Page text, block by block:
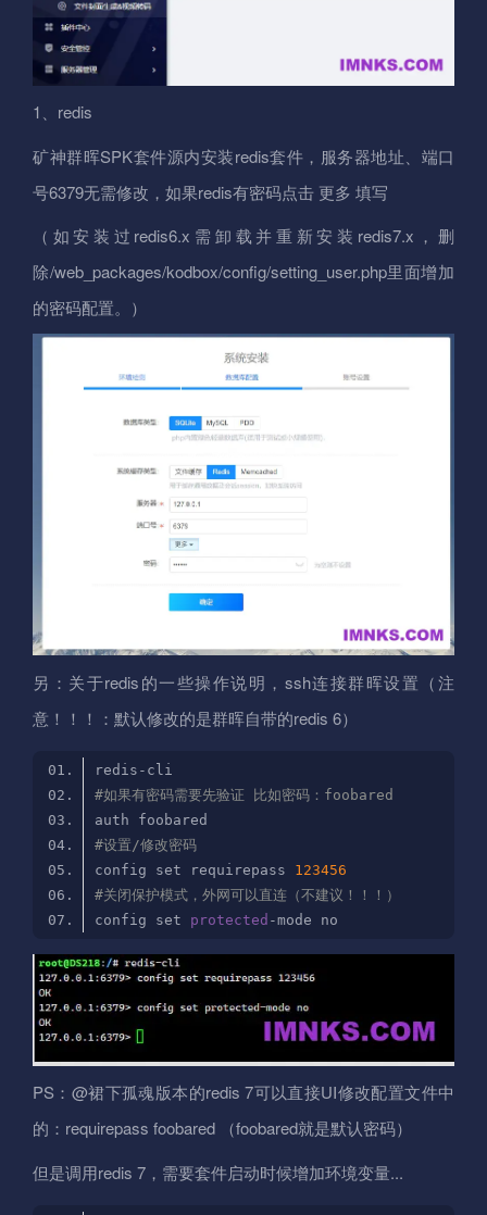
1、redis
矿神群晖SPK套件源内安装redis套件，服务器地址、端口
号6379无需修改，如果redis有密码点击 更多 填写
（如安装过redis6.x需卸载并重新安装redis7.x，删
除/web_packages/kodbox/config/setting_user.php里面增加
的密码配置。）
另：关于redis的一些操作说明，ssh连接群晖设置（注
意！！！：默认修改的是群晖自带的redis 6）
#如果有密码需要先验证 比如密码：foobared
#设置/修改密码
config set requirepass 123456
#关闭保护模式，外网可以直连（不建议！！！）
config set protected
PS：@裙下孤魂版本的redis 7可以直接UI修改配置文件中
的：requirepass foobared （foobared就是默认密码）
但是调用redis 7，需要套件启动时候增加环境变量...